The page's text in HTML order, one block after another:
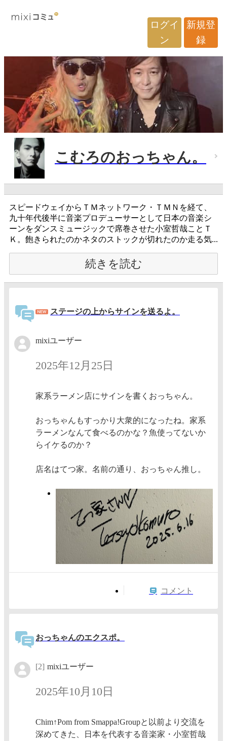
ログイ
ン
新規登
録
こむろのおっちゃん。
スピードウェイからＴＭネットワーク・ＴＭＮを経て、
九十年代後半に音楽プロデューサーとして日本の音楽シ
ーンをダンスミュージックで席巻させた小室哲哉ことＴ
Ｋ。飽きられたのかネタのストックが切れたのか走る気...
続きを読む
ステージの上からサインを送るよ。
mixiユーザー
2025年12月25日
家系ラーメン店にサインを書くおっちゃん。
おっちゃんもすっかり大衆的になったね。家系
ラーメンなんて食べるのかな？魚使ってないか
らイケるのか？
店名はてつ家。名前の通り、おっちゃん推し。
コメント
おっちゃんのエクスポ。
[2] mixiユーザー
2025年10月10日
Chim↑Pom from Smappa!Groupと以前より交流を
深めてきた、日本を代表する音楽家・小室哲哉